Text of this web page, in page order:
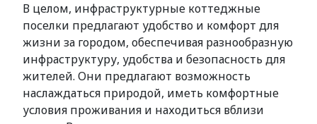
В целом, инфраструктурные коттеджные
поселки предлагают удобство и комфорт для
жизни за городом, обеспечивая разнообразную
инфраструктуру, удобства и безопасность для
жителей. Они предлагают возможность
наслаждаться природой, иметь комфортные
условия проживания и находиться вблизи